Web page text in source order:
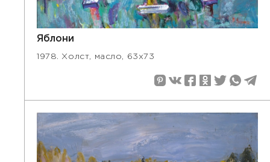
Яблони
1978. Холст, масло, 63х73